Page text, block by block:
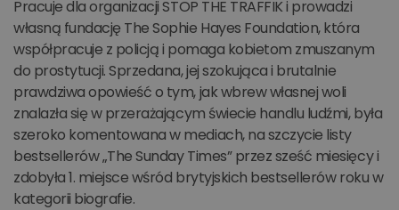
Pracuje dla organizacji STOP THE TRAFFIK i prowadzi
własną fundację The Sophie Hayes Foundation, która
współpracuje z policją i pomaga kobietom zmuszanym
do prostytucji. Sprzedana, jej szokująca i brutalnie
prawdziwa opowieść o tym, jak wbrew własnej woli
znalazła się w przerażającym świecie handlu ludźmi, była
szeroko komentowana w mediach, na szczycie listy
bestsellerów „The Sunday Times” przez sześć miesięcy i
zdobyła 1. miejsce wśród brytyjskich bestsellerów roku w
kategorii biografie.